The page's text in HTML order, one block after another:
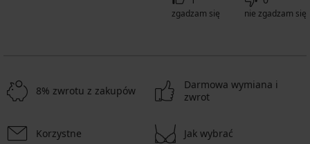
zgadzam się nie zgadzam się
8% zwrotu z zakupów
Darmowa wymiana i
zwrot
Korzystne Jak wybrać